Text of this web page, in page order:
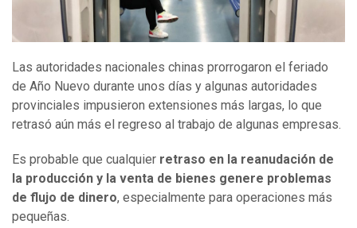
Las autoridades nacionales chinas prorrogaron el feriado
de Año Nuevo durante unos días y algunas autoridades
provinciales impusieron extensiones más largas, lo que
retrasó aún más el regreso al trabajo de algunas empresas.
Es probable que cualquier retraso en la reanudación de
la producción y la venta de bienes genere problemas
de flujo de dinero, especialmente para operaciones más
pequeñas.